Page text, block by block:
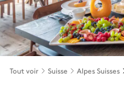
Tout voir Suisse Alpes Suisses